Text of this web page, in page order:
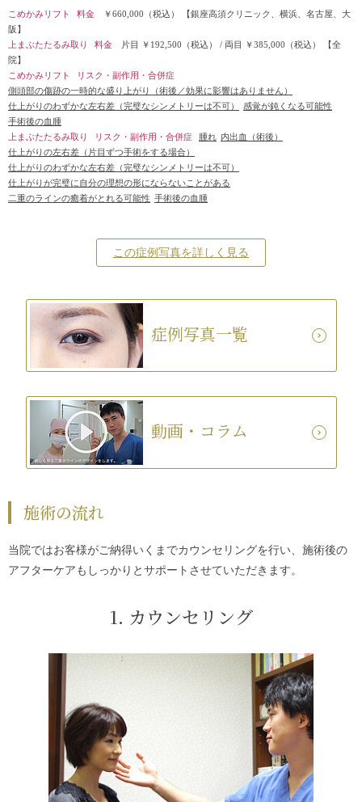
こめかみリフト 料金 ￥660,000（税込）
【銀座高須クリニック、横浜、名古屋、大
阪】
上まぶたたるみ取り
料金 片目 ￥192,500（税込） / 両目 ￥385,000（税込）
【全
院】
こめかみリフト
リスク・副作用・合併症
側頭部の傷跡の一時的な盛り上がり（術後／効果に影響はありません）
仕上がりのわずかな左右差（完璧なシンメトリーは不可）
感覚が鈍くなる可能性
手術後の血腫
上まぶたたるみ取り
リスク・副作用・合併症 腫れ 内出血（術後）
仕上がりの左右差（片目ずつ手術をする場合）
仕上がりのわずかな左右差（完璧なシンメトリーは不可）
仕上がりが完璧に自分の理想の形にならないことがある
二重のラインの癒着がとれる可能性 手術後の血腫
この症例写真を詳しく見る
症例写真一覧
動画・コラム
施術の流れ
当院ではお客様がご納得いくまでカウンセリングを行い、施術後の
アフターケアもしっかりとサポートさせていただきます。
1. カウンセリング